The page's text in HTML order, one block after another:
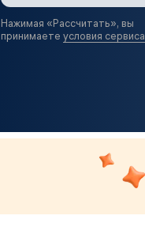
Нажимая «Рассчитать», вы
принимаете условия сервиса